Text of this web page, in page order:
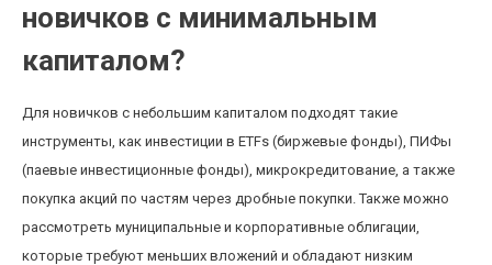
новичков с минимальным
капиталом?
Для новичков с небольшим капиталом подходят такие
инструменты, как инвестиции в ETFs (биржевые фонды), ПИФы
(паевые инвестиционные фонды), микрокредитование, а также
покупка акций по частям через дробные покупки. Также можно
рассмотреть муниципальные и корпоративные облигации,
которые требуют меньших вложений и обладают низким